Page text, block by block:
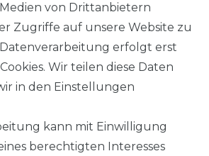
KONTAKT
Wiederverkäufer?
uns unter :
von Drittanbietern
Zugriffe auf unsere Website zu
Datenverarbeitung erfolgt erst
Wir teilen diese Daten
in den Einstellungen
kann mit Einwilligung
berechtigten Interesses